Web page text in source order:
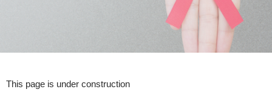
This page is under construction